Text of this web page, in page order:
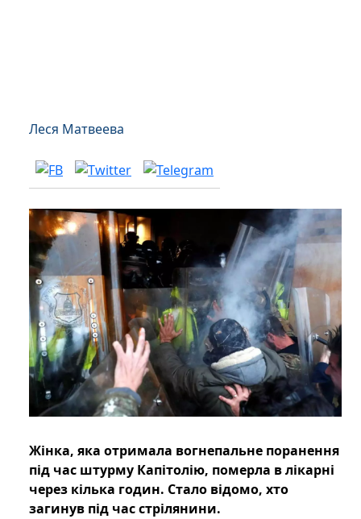
Леся Матвеева
Жінка, яка отримала вогнепальне поранення
під час штурму Капітолію, померла в лікарні
через кілька годин. Стало відомо, хто
загинув під час стрілянини.